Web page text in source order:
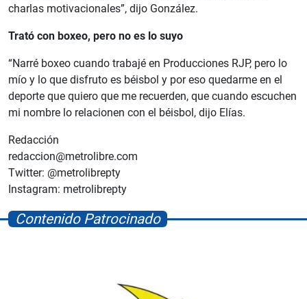
charlas motivacionales”, dijo González.
Trató con boxeo, pero no es lo suyo
“Narré boxeo cuando trabajé en Producciones RJP, pero lo
mío y lo que disfruto es béisbol y por eso quedarme en el
deporte que quiero que me recuerden, que cuando escuchen
mi nombre lo relacionen con el béisbol, dijo Elías.
Redacción
redaccion@metrolibre.com
Twitter: @metrolibrepty
Instagram: metrolibrepty
Contenido Patrocinado